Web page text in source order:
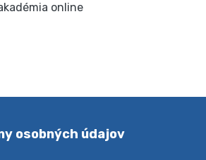
online
osobných údajov